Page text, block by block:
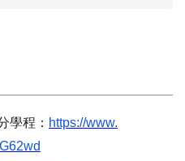
學程： https://www.